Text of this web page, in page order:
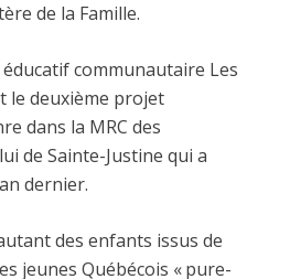
de la Famille.
communautaire Les
le deuxième projet
dans la MRC des
de Sainte-Justine qui a
dernier.
des enfants issus de
jeunes Québécois « pure-